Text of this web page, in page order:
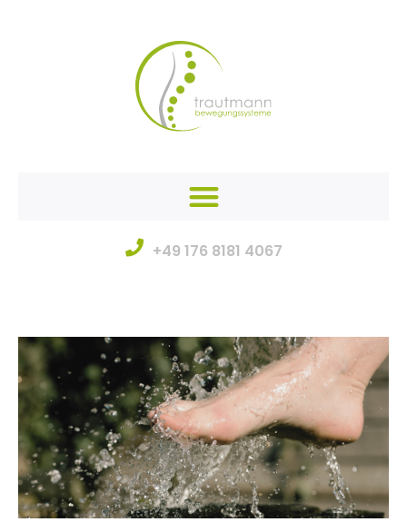
+49 176 8181 4067